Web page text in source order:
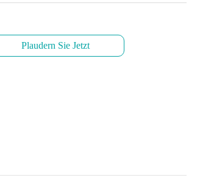
Plaudern Sie Jetzt